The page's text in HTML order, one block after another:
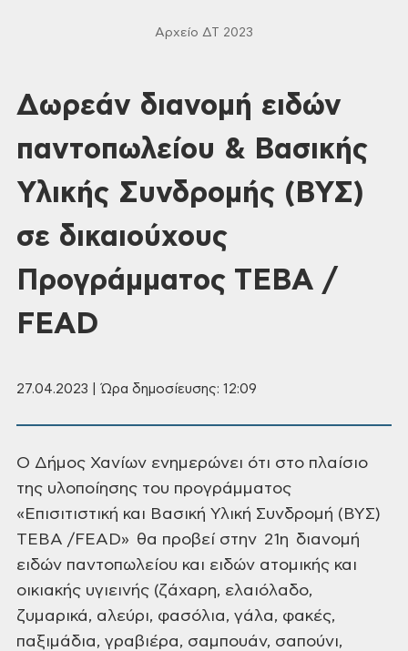
Αρχείο ΔΤ 2023
Δωρεάν διανομή ειδών
παντοπωλείου & Βασικής
Υλικής Συνδρομής (ΒΥΣ)
σε δικαιούχους
Προγράμματος ΤΕΒΑ /
FEAD
27.04.2023 | Ώρα δημοσίευσης: 12:09
Ο Δήμος Χανίων ενημερώνει ότι στο πλαίσιο
της υλοποίησης του προγράμματος
«Επισιτιστική και Βασική Υλική Συνδρομή (ΒΥΣ)
ΤΕΒΑ /FEAD» θα προβεί στην 21η διανομή
ειδών παντοπωλείου και ειδών ατομικής και
οικιακής υγιεινής (ζάχαρη, ελαιόλαδο,
ζυμαρικά, αλεύρι, φασόλια, γάλα, φακές,
παξιμάδια, γραβιέρα, σαμπουάν, σαπούνι,